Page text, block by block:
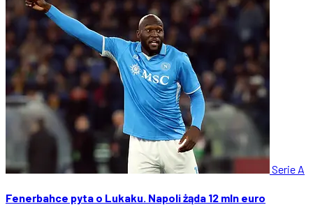
Serie A
Fenerbahce pyta o Lukaku. Napoli żąda 12 mln euro